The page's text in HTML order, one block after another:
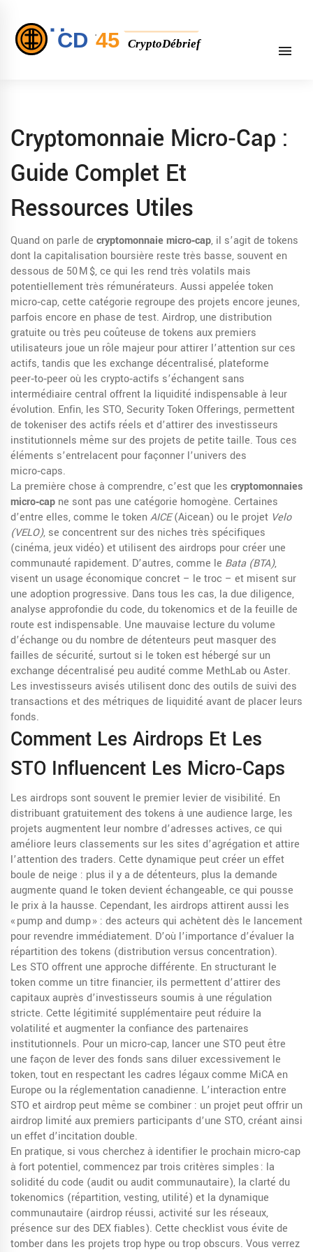
Cryptomonnaie Micro‑cap :
Guide Complet Et
Ressources Utiles
Quand on parle de cryptomonnaie micro‑cap, il s’agit de tokens
dont la capitalisation boursière reste très basse, souvent en
dessous de 50 M $, ce qui les rend très volatils mais
potentiellement très rémunérateurs. Aussi appelée token
micro‑cap, cette catégorie regroupe des projets encore jeunes,
parfois encore en phase de test. Airdrop, une distribution
gratuite ou très peu coûteuse de tokens aux premiers
utilisateurs joue un rôle majeur pour attirer l’attention sur ces
actifs, tandis que les exchange décentralisé, plateforme
peer‑to‑peer où les crypto‑actifs s’échangent sans
intermédiaire central offrent la liquidité indispensable à leur
évolution. Enfin, les STO,Security Token Offerings, permettent
de tokeniser des actifs réels et d’attirer des investisseurs
institutionnels même sur des projets de petite taille. Tous ces
éléments s’entrelacent pour façonner l’univers des
micro‑caps.
La première chose à comprendre, c’est que les cryptomonnaies
micro‑cap ne sont pas une catégorie homogène. Certaines
d’entre elles, comme le tokenAICE(Aicean) ou le projet Velo
(VELO), se concentrent sur des niches très spécifiques
(cinéma, jeux vidéo) et utilisent des airdrops pour créer une
communauté rapidement. D’autres, comme le Bata (BTA),
visent un usage économique concret – le troc – et misent sur
une adoption progressive. Dans tous les cas, la due diligence,
analyse approfondie du code, du tokenomics et de la feuille de
route est indispensable. Une mauvaise lecture du volume
d’échange ou du nombre de détenteurs peut masquer des
failles de sécurité, surtout si le token est hébergé sur un
exchange décentralisé peu audité comme MethLab ou Aster.
Les investisseurs avisés utilisent donc des outils de suivi des
transactions et des métriques de liquidité avant de placer leurs
fonds.
Comment Les Airdrops Et Les
STO Influencent Les Micro‑caps
Les airdrops sont souvent le premier levier de visibilité. En
distribuant gratuitement des tokens à une audience large, les
projets augmentent leur nombre d’adresses actives, ce qui
améliore leurs classements sur les sites d’agrégation et attire
l’attention des traders. Cette dynamique peut créer un effet
boule de neige : plus il y a de détenteurs, plus la demande
augmente quand le token devient échangeable, ce qui pousse
le prix à la hausse. Cependant, les airdrops attirent aussi les
« pump and dump » : des acteurs qui achètent dès le lancement
pour revendre immédiatement. D’où l’importance d’évaluer la
répartition des tokens (distribution versus concentration).
Les STO offrent une approche différente. En structurant le
token comme un titre financier, ils permettent d’attirer des
capitaux auprès d’investisseurs soumis à une régulation
stricte. Cette légitimité supplémentaire peut réduire la
volatilité et augmenter la confiance des partenaires
institutionnels. Pour un micro‑cap, lancer une STO peut être
une façon de lever des fonds sans diluer excessivement le
token, tout en respectant les cadres légaux comme MiCA en
Europe ou la réglementation canadienne. L’interaction entre
STO et airdrop peut même se combiner : un projet peut offrir un
airdrop limité aux premiers participants d’une STO, créant ainsi
un effet d’incitation double.
En pratique, si vous cherchez à identifier le prochain micro‑cap
à fort potentiel, commencez par trois critères simples : la
solidité du code (audit ou audit communautaire), la clarté du
tokenomics (répartition, vesting, utilité) et la dynamique
communautaire (airdrop réussi, activité sur les réseaux,
présence sur des DEX fiables). Cette checklist vous évite de
tomber dans les projets trop hype ou trop obscurs. Vous verrez